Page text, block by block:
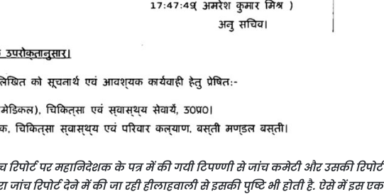
रिपोर्ट पर महानिदेशक के पत्र में की गयी टिपण्णी से जांच कमेटी और उसकी रिपोर्ट
जांच रिपोर्ट देने में की जा रही हीलाहवाली से इसकी पुष्टि भी होती है. ऐसे में इस एक